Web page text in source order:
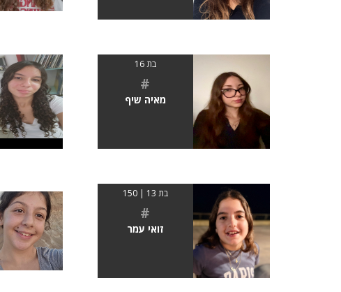
בת 16
#
מאיה שיף
בת 13 | 150
#
זואי עמר